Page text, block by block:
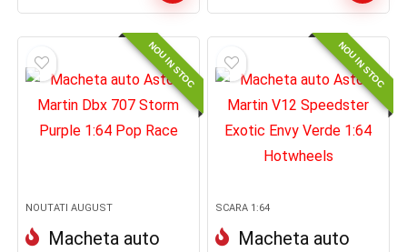
NOU IN STOC
NOUTATI AUGUST
Macheta auto
NOU IN STOC
SCARA 1:64
Macheta auto